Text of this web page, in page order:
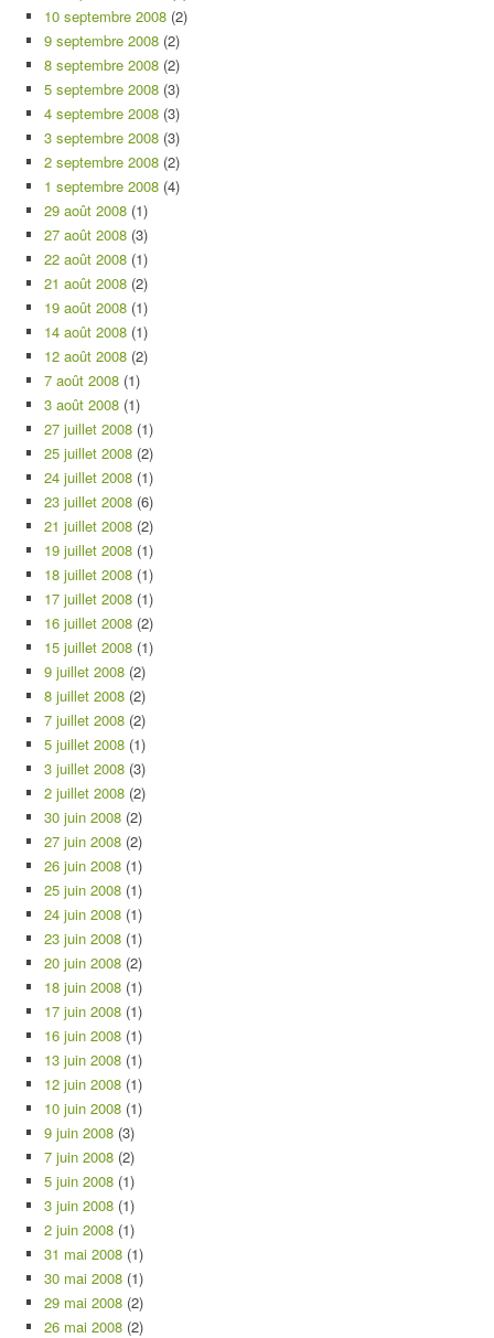
10 septembre 2008 (2)
9 septembre 2008 (2)
8 septembre 2008 (2)
5 septembre 2008 (3)
4 septembre 2008 (3)
3 septembre 2008 (3)
2 septembre 2008 (2)
1 septembre 2008 (4)
29 août 2008 (1)
27 août 2008 (3)
22 août 2008 (1)
21 août 2008 (2)
19 août 2008 (1)
14 août 2008 (1)
12 août 2008 (2)
7 août 2008 (1)
3 août 2008 (1)
27 juillet 2008 (1)
25 juillet 2008 (2)
24 juillet 2008 (1)
23 juillet 2008 (6)
21 juillet 2008 (2)
19 juillet 2008 (1)
18 juillet 2008 (1)
17 juillet 2008 (1)
16 juillet 2008 (2)
15 juillet 2008 (1)
9 juillet 2008 (2)
8 juillet 2008 (2)
7 juillet 2008 (2)
5 juillet 2008 (1)
3 juillet 2008 (3)
2 juillet 2008 (2)
30 juin 2008 (2)
27 juin 2008 (2)
26 juin 2008 (1)
25 juin 2008 (1)
24 juin 2008 (1)
23 juin 2008 (1)
20 juin 2008 (2)
18 juin 2008 (1)
17 juin 2008 (1)
16 juin 2008 (1)
13 juin 2008 (1)
12 juin 2008 (1)
10 juin 2008 (1)
9 juin 2008 (3)
7 juin 2008 (2)
5 juin 2008 (1)
3 juin 2008 (1)
2 juin 2008 (1)
31 mai 2008 (1)
30 mai 2008 (1)
29 mai 2008 (2)
26 mai 2008 (2)